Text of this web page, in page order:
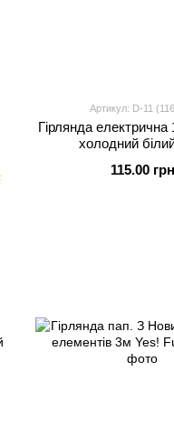
Артикул: D-11
Гірлянда електрична
холодний
115.00 грн